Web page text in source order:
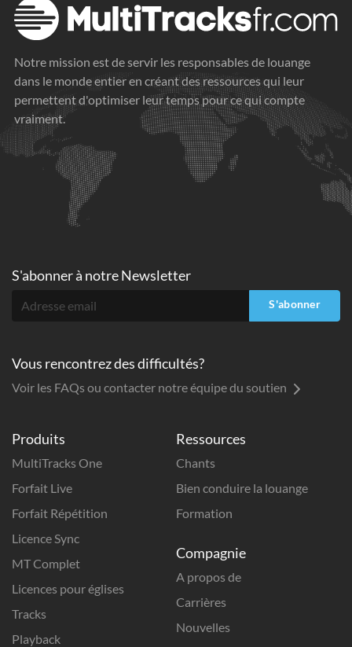
Notre mission est de servir les responsables de louange
dans le monde entier en créant des ressources qui leur
permettent d'optimiser leur temps pour ce qui compte
vraiment.
Produits
MultiTracks One
Forfait Live
Forfait Répétition
Licence Sync
MT Complet
Licences pour églises
Tracks
Playback
Ressources
Chants
Bien conduire la louange
Formation
Compagnie
A propos de
Carrières
Nouvelles
S'abonner à notre Newsletter
S'abonner
Vous rencontrez des difficultés?
Voir les FAQs ou contacter notre équipe du soutien